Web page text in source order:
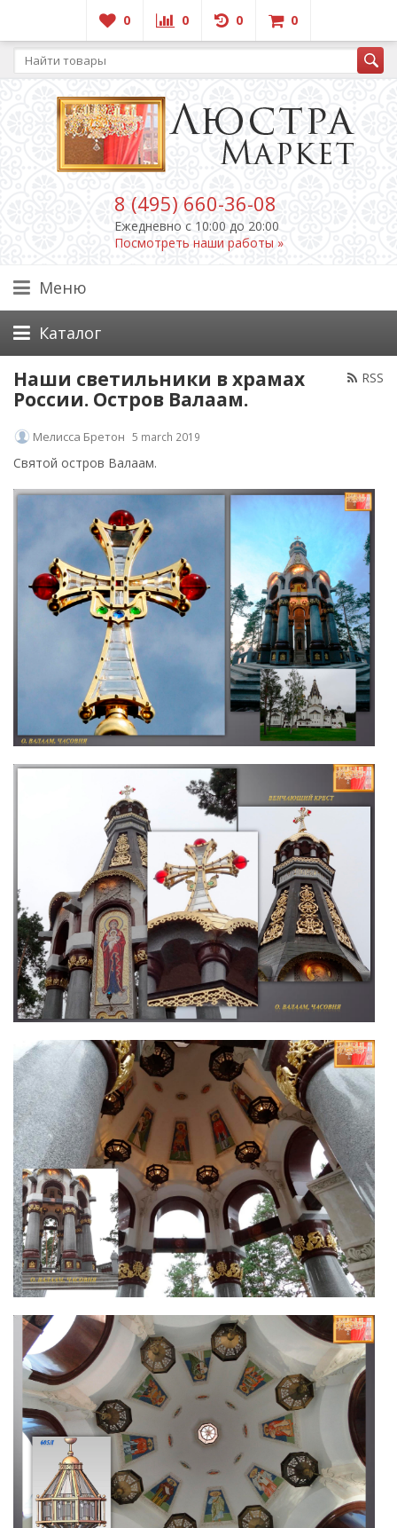
0 0 0 0
8 (495) 660-36-08
Ежедневно c 10:00 до 20:00
Посмотреть наши работы »
Меню
Каталог
RSS
Наши светильники в храмах
России. Остров Валаам.
Мелисса Бретон 5 march 2019
Святой остров Валаам.